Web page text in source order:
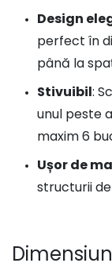
Design
perfect în
până la
Stivuibil:
unul peste
maxim 6
Ușor de
structurii